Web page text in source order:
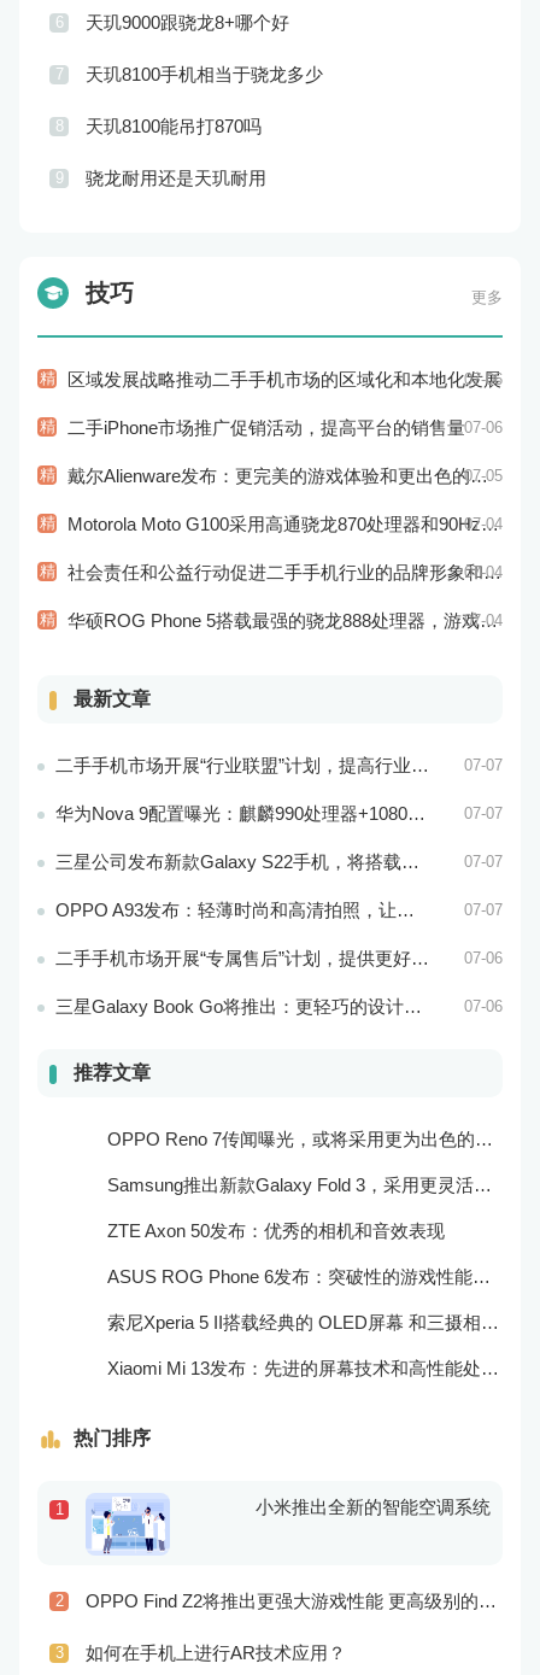
6 天玑9000跟骁龙8+哪个好
7 天玑8100手机相当于骁龙多少
8 天玑8100能吊打870吗
9 骁龙耐用还是天玑耐用
技巧 更多
精 区域发展战略推动二手手机市场的区域化和本地化发展
07-06
精 二手iPhone市场推广促销活动，提高平台的销售量07-06
精 戴尔Alienware发布：更完美的游戏体验和更出色的性能07-05
精 Motorola Moto G100采用高通骁龙870处理器和90Hz显示屏：性能和显示效果俱佳07-04
精 社会责任和公益行动促进二手手机行业的品牌形象和社会认知07-04
精 华硕ROG Phone 5搭载最强的骁龙888处理器，游戏性能超强07-04
最新文章
二手手机市场开展“行业联盟”计划，提高行业竞争力 07-07
华为Nova 9配置曝光：麒麟990处理器+1080p屏幕 07-07
三星公司发布新款Galaxy S22手机，将搭载最新的Exynos 2200处理器 07-07
OPPO A93发布：轻薄时尚和高清拍照，让你拥有更加美好的手机生活！ 07-07
二手手机市场开展“专属售后”计划，提供更好的服务保障 07-06
三星Galaxy Book Go将推出：更轻巧的设计和更好的电池续航能力 07-06
推荐文章
OPPO Reno 7传闻曝光，或将采用更为出色的摄像头和实用功能
Samsung推出新款Galaxy Fold 3，采用更灵活的折叠屏技术和更高效的处理器
ZTE Axon 50发布：优秀的相机和音效表现
ASUS ROG Phone 6发布：突破性的游戏性能和出众的音频效果
索尼Xperia 5 II搭载经典的 OLED屏幕 和三摄相机，表现非常出色
Xiaomi Mi 13发布：先进的屏幕技术和高性能处理器
热门排序
1 小米推出全新的智能空调系统
2 OPPO Find Z2将推出更强大游戏性能 更高级别的音频技术
3 如何在手机上进行AR技术应用？